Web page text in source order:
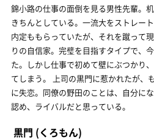
錦小路の仕事の面倒を見る男性先輩。
きちんとしている。一流大をストレー
内定ももらっていたが、それを蹴って
りの自信家。完璧を目指すタイプで、
た。しかし仕事で初めて壁にぶつかり
てしまう。 上司の黒門に惹かれたが、
に失恋。同僚の野田のことは、自分に
認め、ライバルだと思っている。
黒門 (くろもん)